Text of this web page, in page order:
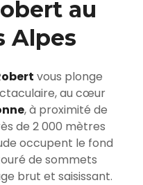
au
Alpes
vous plonge
au cœur
, à proximité de
de 2 000 mètres
occupent le fond
de sommets
brut et saisissant.